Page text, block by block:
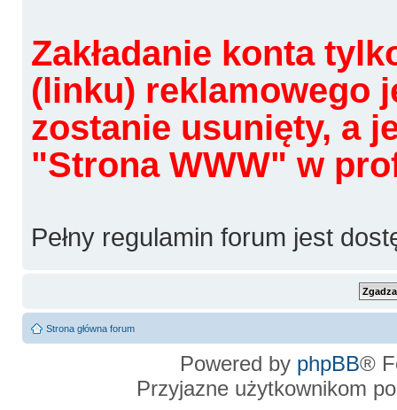
Zakładanie konta
(linku) reklamowego
zostanie usunięty, a
"Strona WWW" w
Pełny regulamin forum jest
Strona główna forum
Powered by phpBB®
Przyjazne użytkownikom